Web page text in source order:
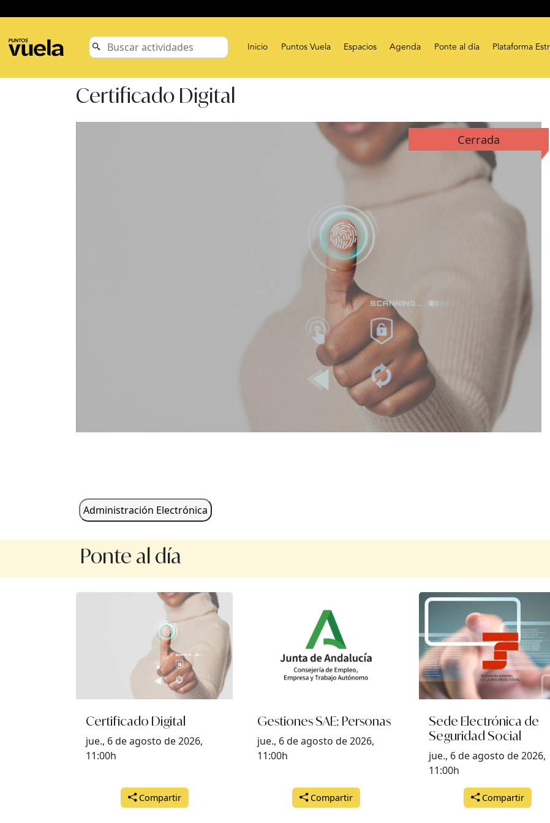
Inicio Puntos Vuela Espacios Agenda Ponte al día Plataforma
Certificado Digital
Cerrada
Administración Electrónica
Ponte al día
Certificado Digital
jue., 6 de agosto de 2026,
11:00h
Compartir
Gestiones SAE: Personas
jue., 6 de agosto de 2026,
11:00h
Compartir
Sede Electrónica de
Seguridad Social
jue., 6 de agosto de 2026,
11:00h
Compartir